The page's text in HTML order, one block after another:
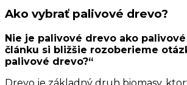
Ako vybrať palivové drevo?
Nie je palivové drevo ako
článku si bližšie rozoberieme
palivové drevo?“